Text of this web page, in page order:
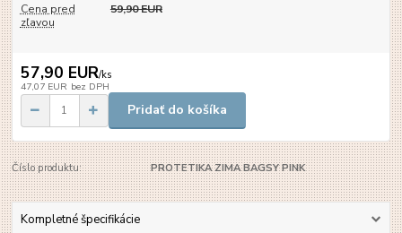
Cena pred
zľavou
59,90 EUR
57,90 EUR/ks
47,07 EUR bez DPH
Pridať do košíka
Číslo produktu: PROTETIKA ZIMA BAGSY PINK
Kompletné špecifikácie